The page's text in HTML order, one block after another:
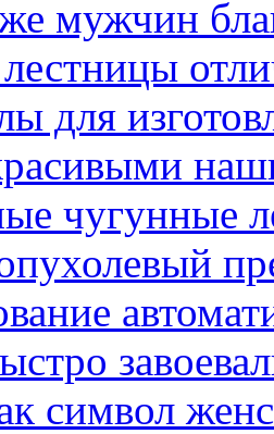
мужчин
для
чугунные
символ